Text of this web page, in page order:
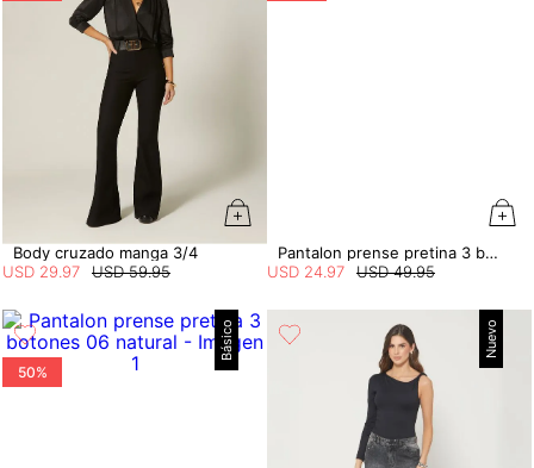
Body cruzado manga 3/4
USD 59.95
USD 29 97
Pantalon prense pretina 3 botones
USD 49.95
USD 24 97
Básico
50%
Nuevo